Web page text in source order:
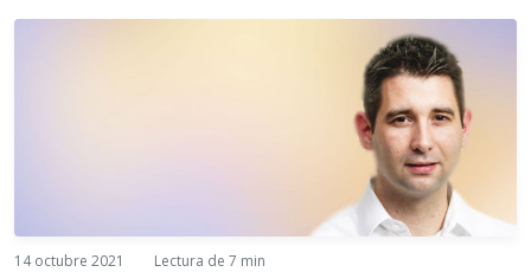
14 octubre 2021 Lectura de 7 min